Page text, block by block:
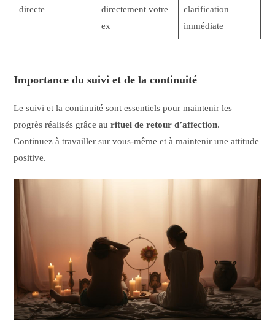
directe
directement votre
ex
clarification
immédiate
Importance du suivi et de la continuité
Le suivi et la continuité sont essentiels pour maintenir les
progrès réalisés grâce aurituel de retour d’affection.
Continuez à travailler sur vous-même et à maintenir une attitude
positive.